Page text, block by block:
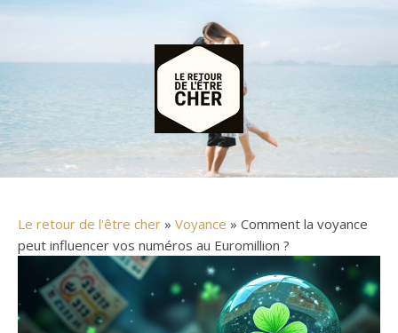
Le retour de l'être cher » Voyance » Comment la voyance
peut influencer vos numéros au Euromillion ?